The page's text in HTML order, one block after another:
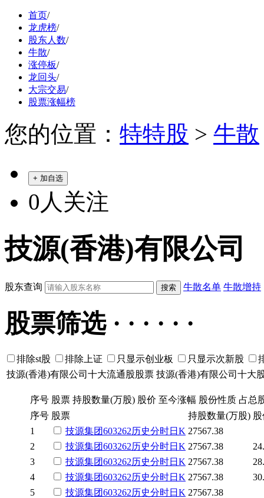
首页/
龙虎榜/
股东人数/
牛散/
涨停板/
龙回头/
大宗交易/
股票涨幅榜
您的位置： 特特股 > 牛散
+ 加自选
0 人关注
技源(香港)有限公司
股东查询 牛散名单 牛散增持
股票筛选 · · · · · ·
排除st股 排除上证 只显示创业板 只显示次新股
技源(香港)有限公司十大流通股股票 技源(香港)有限公司十大
序号 股票 持股数量(万股) 股价 至今涨幅 股份性质 占总
序号 股票 持股数量(万股)
1
技源集团603262历史分时日K 27567.38
2
技源集团603262历史分时日K 27567.38
3
技源集团603262历史分时日K 27567.38
4
技源集团603262历史分时日K 27567.38
5
技源集团603262历史分时日K 27567.38